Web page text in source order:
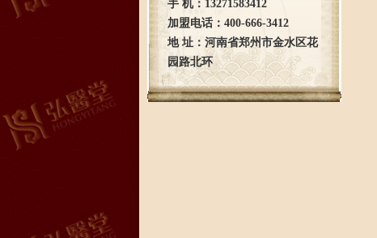
手 机：13271583412
加盟电话：400-666-3412
地 址：河南省郑州市金水区花
园路北环